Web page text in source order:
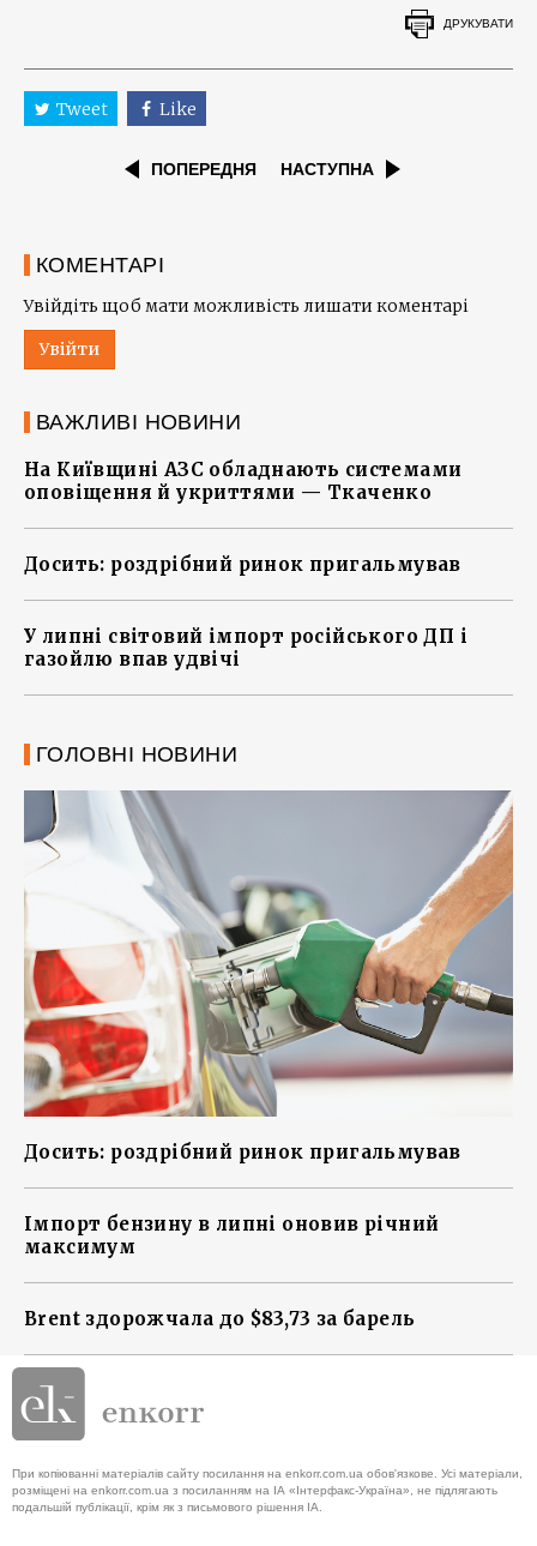
ДРУКУВАТИ
Tweet Like
ПОПЕРЕДНЯ НАСТУПНА
КОМЕНТАРІ
Увійдіть щоб мати можливість лишати коментарі
Увійти
ВАЖЛИВІ НОВИНИ
На Київщині АЗС обладнають системами
оповіщення й укриттями — Ткаченко
Досить: роздрібний ринок пригальмував
У липні світовий імпорт російського ДП і
газойлю впав удвічі
ГОЛОВНІ НОВИНИ
Досить: роздрібний ринок пригальмував
Імпорт бензину в липні оновив річний
максимум
Brent здорожчала до $83,73 за барель
При копіюванні матеріалів сайту посилання на enkorr.com.ua обов'язкове. Усі матеріали,
розміщені на enkorr.com.ua з посиланням на ІА «Інтерфакс-Україна», не підлягають
подальшій публікації, крім як з письмового рішення ІА.